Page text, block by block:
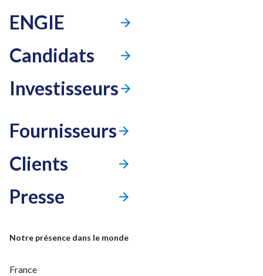
ENGIE
Candidats
Investisseurs
Fournisseurs
Clients
Presse
Notre présence dans le monde
France